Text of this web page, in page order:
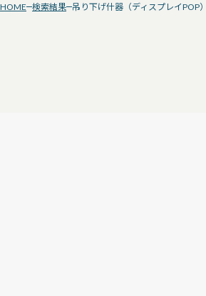
HOME 検索結果 吊り下げ什器（ディスプレイPOP